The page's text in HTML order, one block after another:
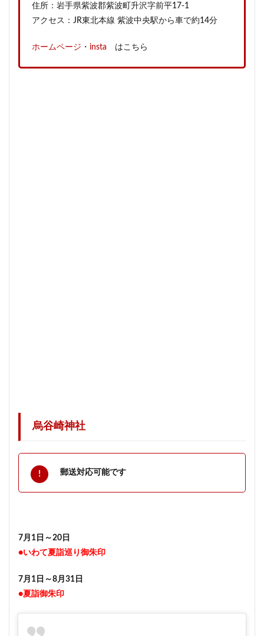
住所：岩手県紫波郡紫波町升沢字前平17-1
アクセス：JR東北本線 紫波中央駅から車で約14分
ホームページ ・ insta はこちら
烏谷崎神社
郵送対応可能です
7月1日～20日
●いわて夏詣巡り御朱印
7月1日～8月31日
●夏詣御朱印